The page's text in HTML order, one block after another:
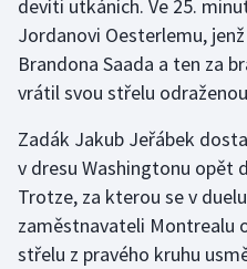
Sportovní střelba
Stolní tenis
Triatlon
Veslování
Vodní slalom
devíti utkáních. Ve 25.
Jordanovi Oesterlemu,
Brandona Saada a ten za
vrátil svou střelu
Zadák Jakub Jeřábek
v dresu Washingtonu opět
Trotze, za kterou se v
zaměstnavateli Montrealu
střelu z pravého kruhu